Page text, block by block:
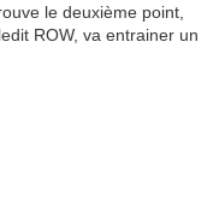
le deuxième point,
ROW, va entrainer un